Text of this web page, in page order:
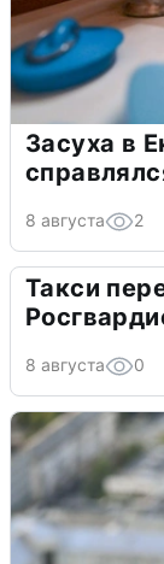
Засуха в
8 августа 2
Такси
8 августа 0